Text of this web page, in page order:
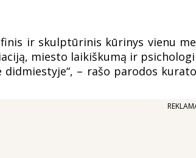
ir skulptūrinis kūrinys vienu
miesto laikiškumą ir
– rašo parodos